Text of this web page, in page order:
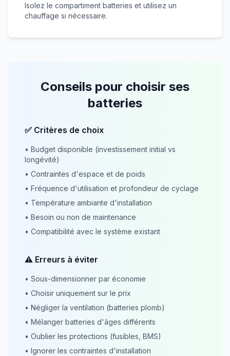
Isolez le compartiment batteries et utilisez un
chauffage si nécessaire.
Conseils pour choisir ses
batteries
✅ Critères de choix
• Budget disponible (investissement initial vs
longévité)
• Contraintes d'espace et de poids
• Fréquence d'utilisation et profondeur de cyclage
• Température ambiante d'installation
• Besoin ou non de maintenance
• Compatibilité avec le système existant
⚠️ Erreurs à éviter
• Sous-dimensionner par économie
• Choisir uniquement sur le prix
• Négliger la ventilation (batteries plomb)
• Mélanger batteries d'âges différents
• Oublier les protections (fusibles, BMS)
• Ignorer les contraintes d'installation